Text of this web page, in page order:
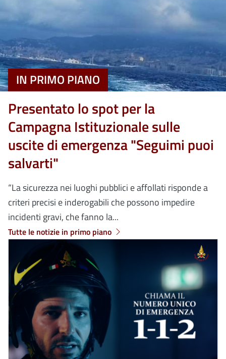
IN PRIMO PIANO
Presentato lo spot per la
Campagna Istituzionale sulle
uscite di emergenza "Seguimi puoi
salvarti"
“La sicurezza nei luoghi pubblici e affollati risponde a
criteri precisi e inderogabili che possono impedire
incidenti gravi, che fanno la...
Tutte le notizie in primo piano